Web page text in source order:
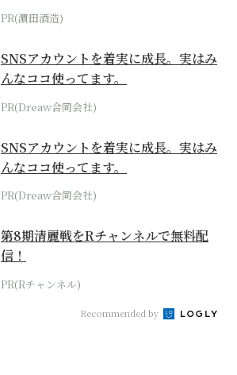
PR(濵田酒造)
SNSアカウントを着実に成長。実はみ
んなココ使ってます。
PR(Dreaw合同会社)
SNSアカウントを着実に成長。実はみ
んなココ使ってます。
PR(Dreaw合同会社)
第8期清麗戦をRチャンネルで無料配
信！
PR(Rチャンネル)
Recommended by